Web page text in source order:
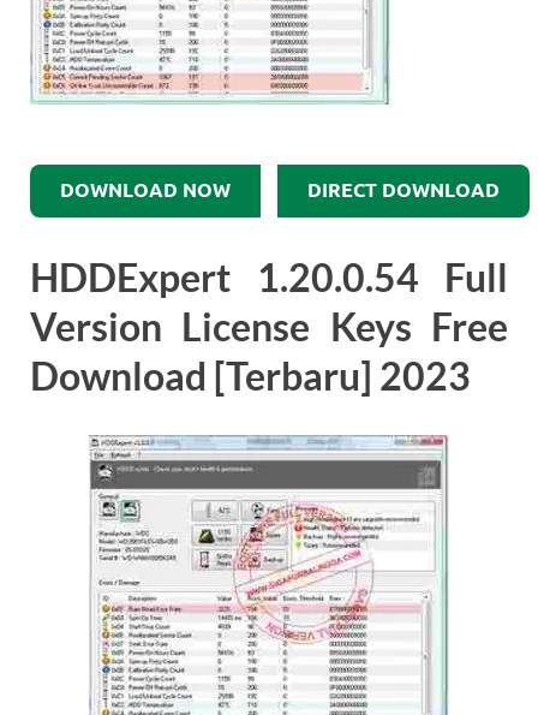
DOWNLOAD NOW DIRECT DOWNLOAD
HDDExpert 1.20.0.54 Full
Version License Keys Free
Download [Terbaru] 2023